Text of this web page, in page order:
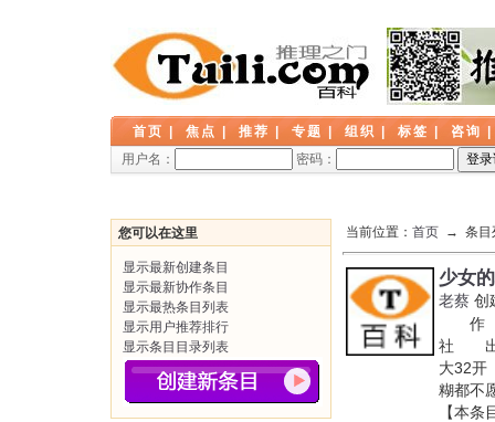
首页 焦点 推荐 专题 组织 标签 咨询
用户名：
密码：
您可以在这里
显示最新创建条目
显示最新协作条目
显示最热条目列表
显示用户推荐排行
显示条目目录列表
当前位置： 首页 → 条目
少女
老蔡 创
作 者
社 出
大32
糊都
【本条